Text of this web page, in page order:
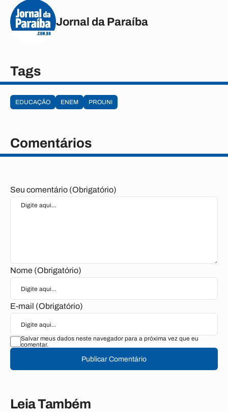
Jornal da Paraíba
Tags
EDUCAÇÃO ENEM PROUNI
Comentários
Seu comentário (Obrigatório)
Nome (Obrigatório)
E-mail (Obrigatório)
Salvar meus dados neste navegador para a próxima vez que eu
comentar.
Publicar Comentário
Leia Também